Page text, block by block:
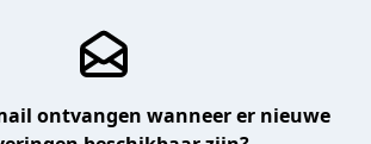
ontvangen wanneer er nieuwe